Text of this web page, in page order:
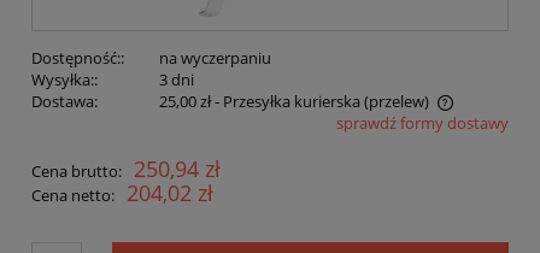
Dostępność::
na wyczerpaniu
Wysyłka::
3 dni
Dostawa:
25,00 zł- Przesyłka kurierska (przelew)
sprawdź formy dostawy
Cena brutto: 250,94 zł
Cena netto: 204,02 zł